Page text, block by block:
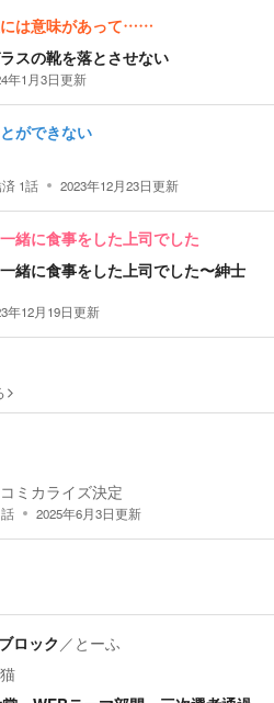
には意味があって……
スの靴を落とさせない
年1月3日更新
ができない
1話 2023年12月23日更新
緒に食事をした上司でした
緒に食事をした上司でした〜紳士
年12月19日更新
ミカライズ決定
話 2025年6月3日更新
ロック ／ とーふ